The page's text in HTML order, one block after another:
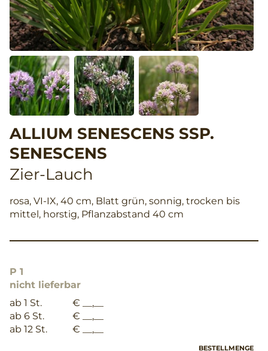
ALLIUM SENESCENS SSP.
SENESCENS
Zier-Lauch
rosa, VI-IX, 40 cm, Blatt grün, sonnig, trocken bis
mittel, horstig, Pflanzabstand 40 cm
P 1
nicht lieferbar
ab 1 St.
€ __,__
ab 6 St.
€ __,__
ab 12 St.
€ __,__
BESTELLMENGE